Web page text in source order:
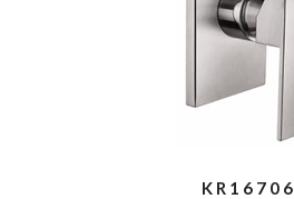
KR16706